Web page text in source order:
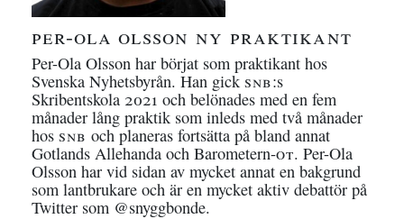
per-ola olsson ny praktikant
Per-Ola Olsson har börjat som praktikant hos
Svenska Nyhetsbyrån. Han gick snb:s
Skribentskola 2021 och belönades med en fem
månader lång praktik som inleds med två månader
hos snb och planeras fortsätta på bland annat
Gotlands Allehanda och Barometern-ot. Per-Ola
Olsson har vid sidan av mycket annat en bakgrund
som lantbrukare och är en mycket aktiv debattör på
Twitter som @snyggbonde.